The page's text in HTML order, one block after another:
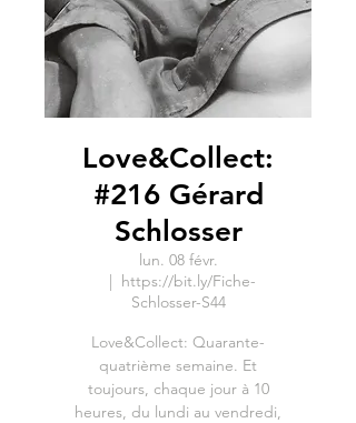
Love&Collect:
#216 Gérard
Schlosser
lun. 08 févr.
  |
https://bit.ly/Fiche-
Schlosser-S44
Love&Collect: Quarante-
quatrième semaine. Et
toujours, chaque jour à 10
heures, du lundi au vendredi,